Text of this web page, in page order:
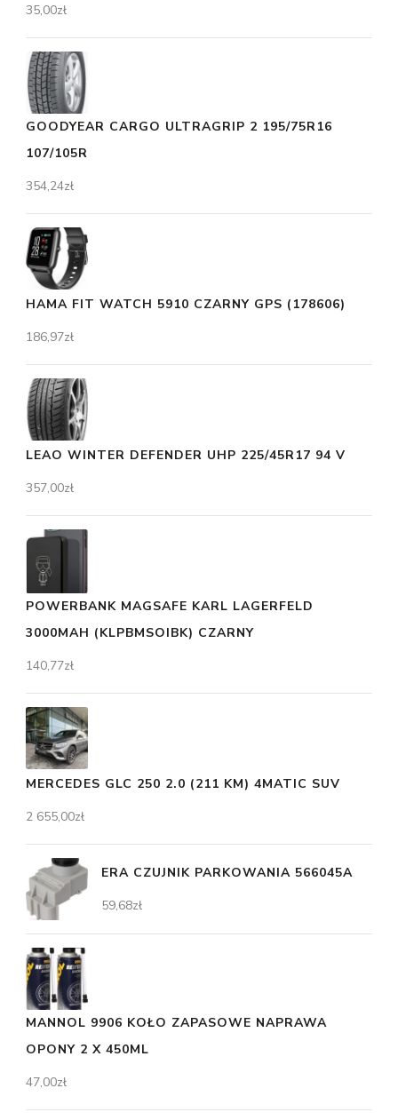
35,00zł
GOODYEAR CARGO ULTRAGRIP 2 195/75R16
107/105R
354,24zł
HAMA FIT WATCH 5910 CZARNY GPS (178606)
186,97zł
LEAO WINTER DEFENDER UHP 225/45R17 94 V
357,00zł
POWERBANK MAGSAFE KARL LAGERFELD
3000MAH (KLPBMSOIBK) CZARNY
140,77zł
MERCEDES GLC 250 2.0 (211 KM) 4MATIC SUV
2 655,00zł
ERA CZUJNIK PARKOWANIA 566045A
59,68zł
MANNOL 9906 KOŁO ZAPASOWE NAPRAWA
OPONY 2 X 450ML
47,00zł